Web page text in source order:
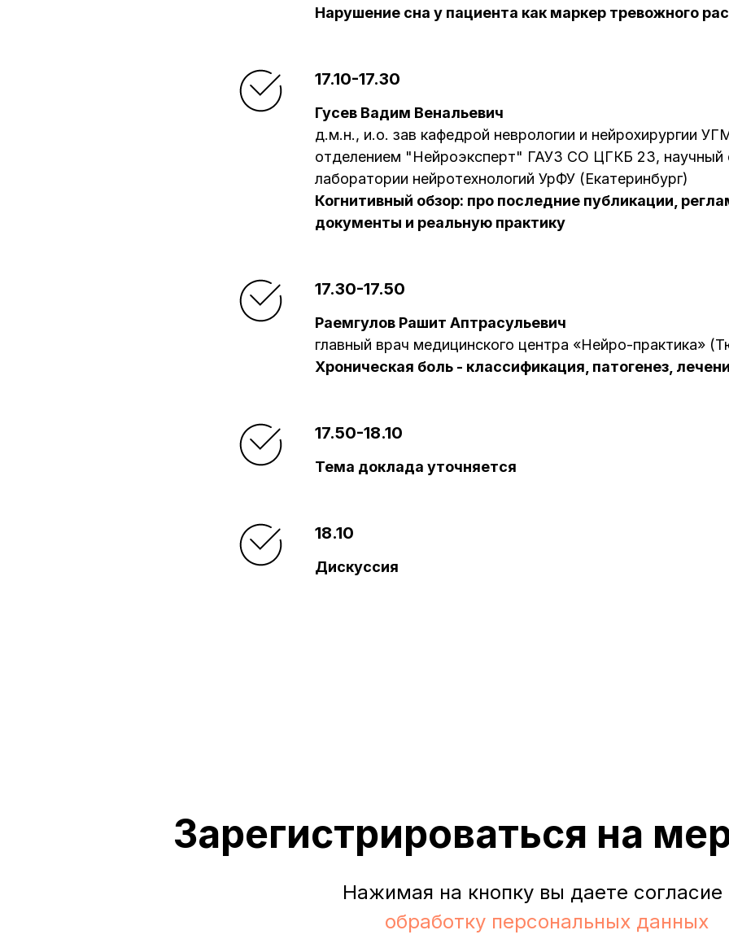
Нарушение сна у пациента как маркер тревожного
17.10-17.30
Гусев Вадим Венальевич
д.м.н., и.о. зав кафедрой неврологии и нейрохирургии
отделением "Нейроэксперт" ГАУЗ СО ЦГКБ 23, научный
лаборатории нейротехнологий УрФУ (Екатеринбург)
Когнитивный обзор: про последние публикации,
документы и реальную практику
17.30-17.50
Раемгулов Рашит Аптрасульевич
главный врач медицинского центра «Нейро-практика»
Хроническая боль - классификация, патогенез,
17.50-18.10
Тема доклада уточняется
18.10
Дискуссия
Зарегистрироваться на
Нажимая на кнопку вы даете согласие
обработку персональных данных